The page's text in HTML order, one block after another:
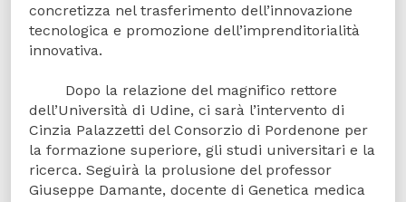
concretizza nel trasferimento dell’innovazione
tecnologica e promozione dell’imprenditorialità
innovativa.
Dopo la relazione del magnifico rettore
dell’Università di Udine, ci sarà l’intervento di
Cinzia Palazzetti del Consorzio di Pordenone per
la formazione superiore, gli studi universitari e la
ricerca. Seguirà la prolusione del professor
Giuseppe Damante, docente di Genetica medica